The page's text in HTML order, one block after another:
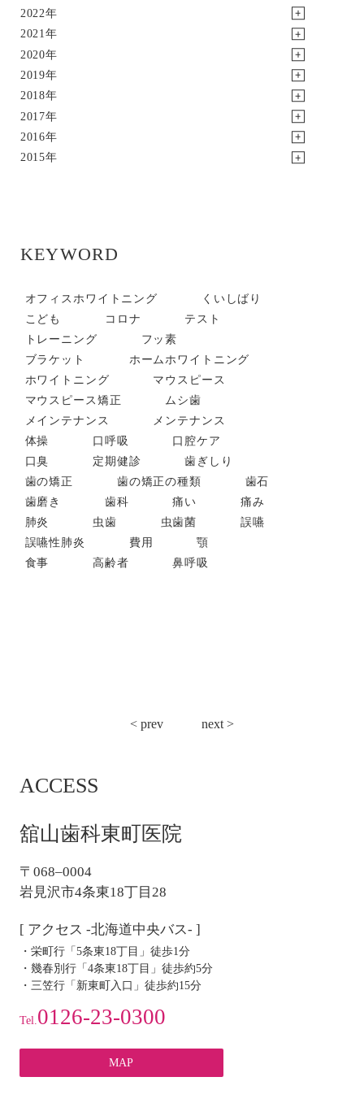
2022年
2021年
2020年
2019年
2018年
2017年
2016年
2015年
KEYWORD
オフィスホワイトニング
くいしばり
こども
コロナ
テスト
トレーニング
フッ素
ブラケット
ホームホワイトニング
ホワイトニング
マウスピース
マウスピース矯正
ムシ歯
メインテナンス
メンテナンス
体操
口呼吸
口腔ケア
口臭
定期健診
歯ぎしり
歯の矯正
歯の矯正の種類
歯石
歯磨き
歯科 痛い
痛み
肺炎
虫歯 虫歯菌
誤嚥
誤嚥性肺炎
費用
顎
食事
高齢者 鼻呼吸
< prev next >
ACCESS
舘山歯科東町医院
〒068–0004
岩見沢市4条東18丁目28
[ アクセス -北海道中央バス- ]
・栄町行「5条東18丁目」徒歩1分
・幾春別行「4条東18丁目」徒歩約5分
・三笠行「新東町入口」徒歩約15分
Tel. 0126-23-0300
MAP